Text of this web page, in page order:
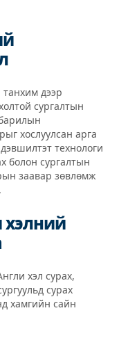
дээр
сургалтын
хослуулсан арга
технологи
болон сургалтын
заавар зөвлөмж
хэлний
хэл сурах,
сурах
хамгийн сайн